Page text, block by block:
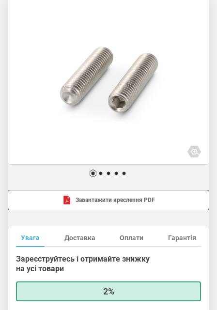
Завантажити креслення PDF
Увага Доставка Оплати Гарантія
Зареєструйтесь і отримайте знижку
на усі товари
2%